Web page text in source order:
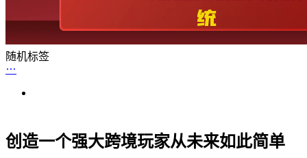
随机标签
创造一个强大跨境玩家从未来如此简单